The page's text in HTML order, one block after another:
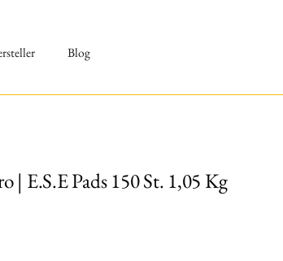
Blog
| E.S.E Pads 150 St. 1,05 Kg